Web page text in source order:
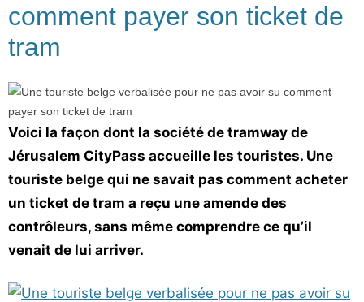
comment payer son ticket de
tram
Voici la façon dont la société de tramway de
Jérusalem CityPass accueille les touristes. Une
touriste belge qui ne savait pas comment acheter
un ticket de tram a reçu une amende des
contrôleurs, sans même comprendre ce qu’il
venait de lui arriver.